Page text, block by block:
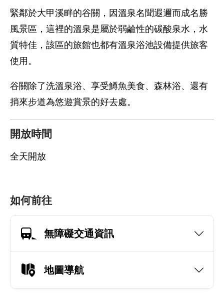
緊鄰於大甲溪畔的谷關，因溫泉名聞遐邇而成名勝
風景區，這裡的溫泉是屬於弱鹼性的碳酸泉水，水
質特佳，該區的旅館也都有溫泉浴池設備提供旅客
使用。
谷關除了洗溫泉浴、享受鱒魚美食、森林浴、還有
捎來步道為悠遊賞景的好去處。
開放時間
全天開放
如何前往
無障礙交通資訊
地圖導航